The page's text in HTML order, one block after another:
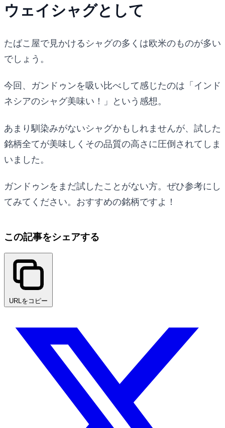
ウェイシャグとして
たばこ屋で見かけるシャグの多くは欧米のものが多い
でしょう。
今回、ガンドゥンを吸い比べして感じたのは「インド
ネシアのシャグ美味い！」という感想。
あまり馴染みがないシャグかもしれませんが、試した
銘柄全てが美味しくその品質の高さに圧倒されてしま
いました。
ガンドゥンをまだ試したことがない方。ぜひ参考にし
てみてください。おすすめの銘柄ですよ！
この記事をシェアする
URLをコピー